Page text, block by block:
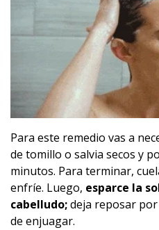
Para este remedio vas a
de tomillo o salvia secos y
minutos. Para terminar,
enfríe. Luego, esparce la
cabelludo;deja reposar
de enjuagar.